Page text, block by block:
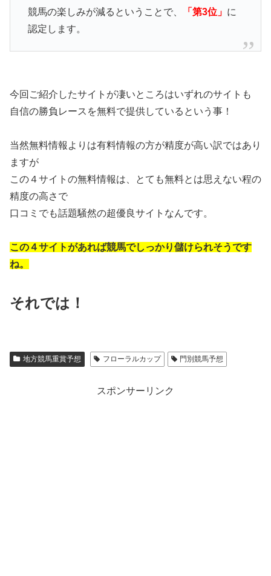
競馬の楽しみが減るということで、 「第3位」 に
認定します。
今回ご紹介したサイトが凄いところはいずれのサイトも
自信の勝負レースを無料で提供しているという事！
当然無料情報よりは有料情報の方が精度が高い訳ではあり
ますが
この４サイトの無料情報は、とても無料とは思えない程の
精度の高さで
口コミでも話題騒然の超優良サイトなんです。
この４サイトがあれば競馬でしっかり儲けられそうです
ね。
それでは！
地方競馬重賞予想 フローラルカップ 門別競馬予想
スポンサーリンク